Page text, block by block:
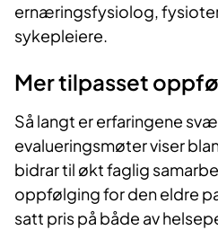
ernæringsfysiolog,
sykepleiere.
Mer tilpasset
Så langt er erfaringene
evalueringsmøter viser
bidrar til økt faglig
oppfølging for den eldre
satt pris på både av